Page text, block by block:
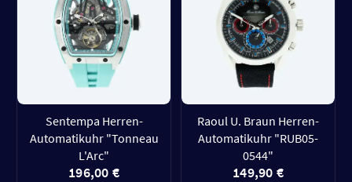
Sentempa Herren-
Automatikuhr "Tonneau
L'Arc"
196,00 €
Raoul U. Braun Herren-
Automatikuhr "RUB05-
0544"
149,90 €